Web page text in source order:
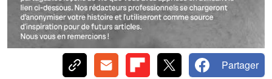
Partager